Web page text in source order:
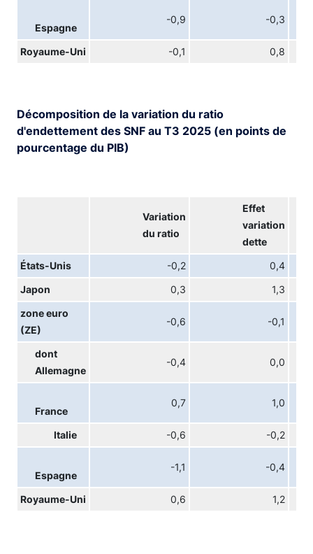
Espagne
-0,9 -0,3
Royaume-Uni -0,1 0,8
Décomposition de la variation du ratio
d'endettement des SNF au T3 2025 (en points de
pourcentage du PIB)
Variation
du ratio
Effet
variation
dette
États-Unis -0,2 0,4
Japon 0,3 1,3
zone euro
(ZE)
-0,6 -0,1
dont
Allemagne
-0,4 0,0
France
0,7 1,0
Italie -0,6 -0,2
Espagne
-1,1 -0,4
Royaume-Uni 0,6 1,2